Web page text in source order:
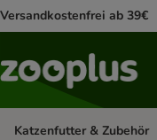
Versandkostenfrei ab 39€
Katzenfutter & Zubehör